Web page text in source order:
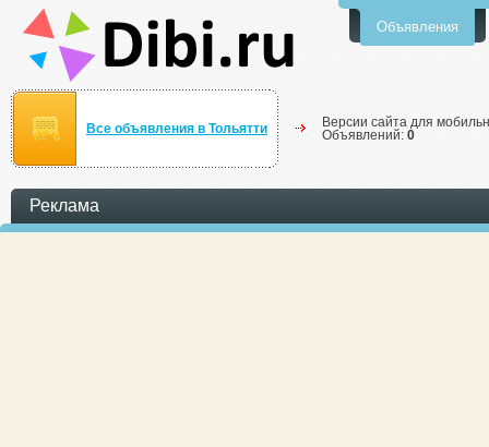
Объявления
Все объявления в Тольятти
Версии сайта для
Объявлений: 0
Реклама